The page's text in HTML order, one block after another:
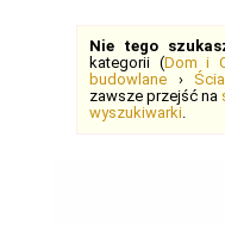
Nie tego
kategorii (Dom i
budowlane ›
zawsze przejść na
wyszukiwarki.